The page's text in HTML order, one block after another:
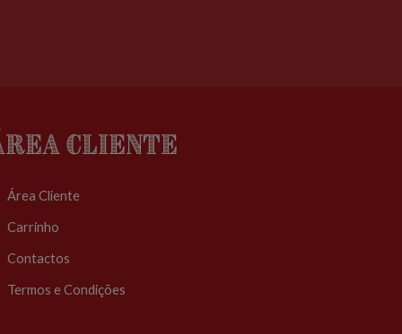
Cliente
Área Cliente
Carrinho
Contactos
Termos e Condições